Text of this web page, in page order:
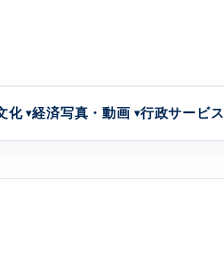
化 経済写真・動画 行政サービス